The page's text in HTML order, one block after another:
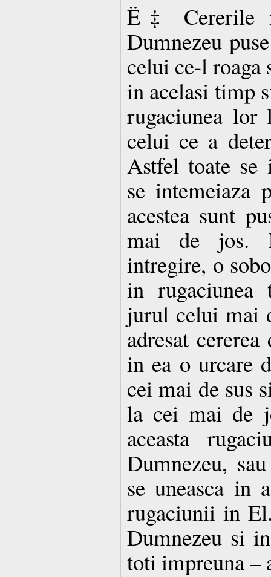
Ë‡ Cererile
Dumnezeu
celui ce-l roaga
in acelasi timp
rugaciunea
celui ce a
Astfel toate se
se intemeiaza
acestea sunt
mai de jos.
intregire, o
in
jurul celui mai
adresat
in ea o urcare
cei mai de sus
la cei mai de
aceasta
Dumnezeu,
se uneasca in
rugaciunii in
Dumnezeu si
toti impreuna –